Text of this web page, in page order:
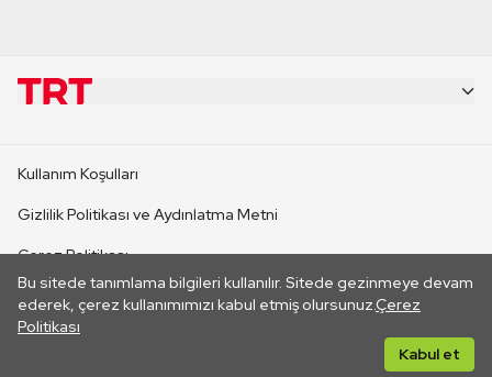
Bu sitede tanımlama bilgileri kullanılır. Sitede gezinmeye devam
ederek, çerez kullanımımızı kabul etmiş olursunuz.Çerez
Politikası
Kabul et
CANLI YAYINLAR
Kullanım Koşulları
Gizlilik Politikası ve Aydınlatma Metni
Çerez Politikası
İletişim
Her hakkı saklıdır. ©2026 TRT. Bağlantı yoluyla gidilen dış